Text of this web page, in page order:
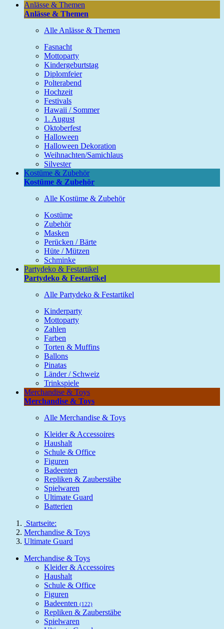
Anlässe & Themen
Anlässe & Themen
Alle Anlässe & Themen
Fasnacht
Mottoparty
Kindergeburtstag
Diplomfeier
Polterabend
Hochzeit
Festivals
Hawaii / Sommer
1. August
Oktoberfest
Halloween
Halloween Dekoration
Weihnachten/Samichlaus
Silvester
Kostüme & Zubehör
Kostüme & Zubehör
Alle Kostüme & Zubehör
Kostüme
Zubehör
Masken
Perücken / Bärte
Hüte / Mützen
Schminke
Partydeko & Festartikel
Partydeko & Festartikel
Alle Partydeko & Festartikel
Kinderparty
Mottoparty
Zahlen
Farben
Torten & Muffins
Ballons
Pinatas
Länder / Schweiz
Trinkspiele
Merchandise & Toys
Merchandise & Toys
Alle Merchandise & Toys
Kleider & Accessoires
Haushalt
Schule & Office
Figuren
Badeenten
Repliken & Zauberstäbe
Spielwaren
Ultimate Guard
Batterien
Startseite:
Merchandise & Toys
Ultimate Guard
Merchandise & Toys
Kleider & Accessoires
Haushalt
Schule & Office
Figuren
Badeenten (122)
Repliken & Zauberstäbe
Spielwaren